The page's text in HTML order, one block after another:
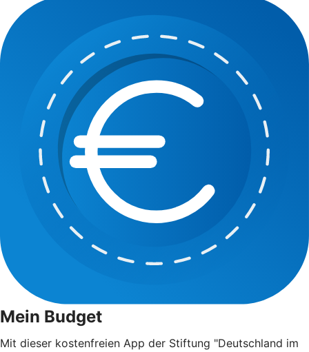
Mein Budget
Mit dieser kostenfreien App der Stiftung "Deutschland im